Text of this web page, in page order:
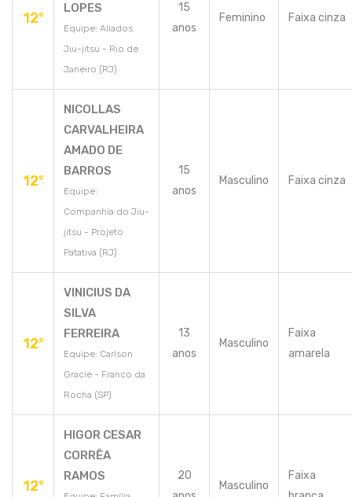
12º
LOPES
Equipe: Aliados
Jiu-jitsu - Rio de
Janeiro (RJ)
15
anos
Feminino Faixa cinza
12º
NICOLLAS
CARVALHEIRA
AMADO DE
BARROS
Equipe:
Companhia do Jiu-
jitsu - Projeto
Patativa (RJ)
15
anos
Masculino Faixa cinza
12º
VINICIUS DA
SILVA
FERREIRA
Equipe: Carlson
Gracie - Franco da
Rocha (SP)
13
anos
Masculino
Faixa
amarela
12º
HIGOR CESAR
CORRÊA
RAMOS
20
Masculino
Faixa